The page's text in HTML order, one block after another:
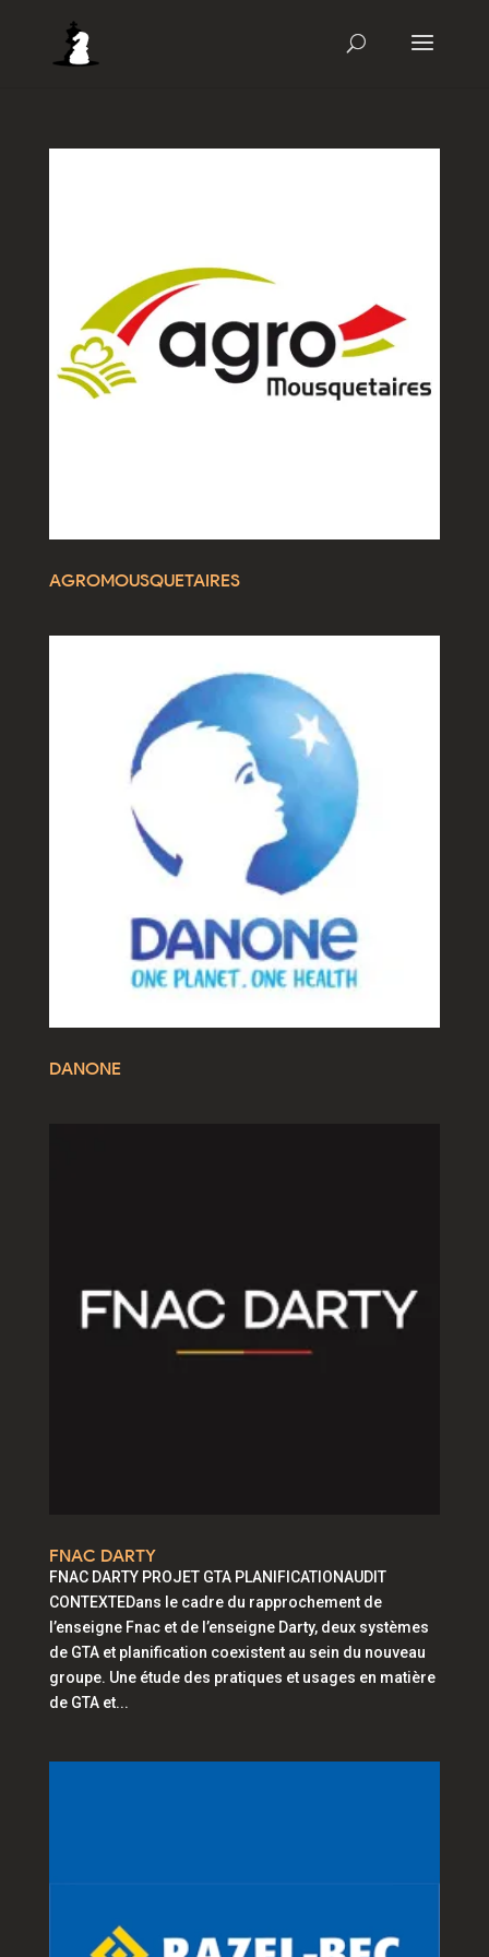
AGROMOUSQUETAIRES
DANONE
FNAC DARTY
FNAC DARTY PROJET GTA PLANIFICATIONAUDIT
CONTEXTEDans le cadre du rapprochement de
l’enseigne Fnac et de l’enseigne Darty, deux systèmes
de GTA et planification coexistent au sein du nouveau
groupe. Une étude des pratiques et usages en matière
de GTA et...